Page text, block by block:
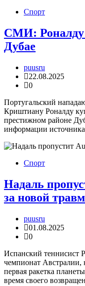
Спорт
СМИ: Роналду
Дубае
puusru
22.08.2025
0
Португальский
Криштиану Роналду
престижном районе
информации
Спорт
Надаль
за новой
puusru
01.08.2025
0
Испанский теннисист
чемпионат Австралии,
первая ракетка
время своего